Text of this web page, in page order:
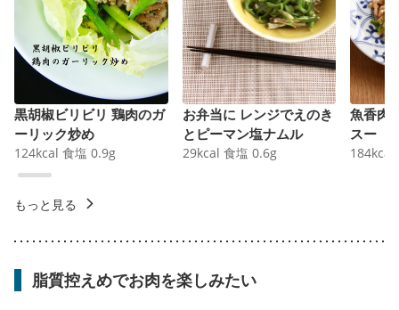
黒胡椒ビリビリ 鶏肉のガ
ーリック炒め
124kcal 食塩 0.9g
お弁当に レンジでえのき
とピーマン塩ナムル
29kcal 食塩 0.6g
魚香肉
スー
184kcal
もっと見る
脂質控えめでお肉を楽しみたい